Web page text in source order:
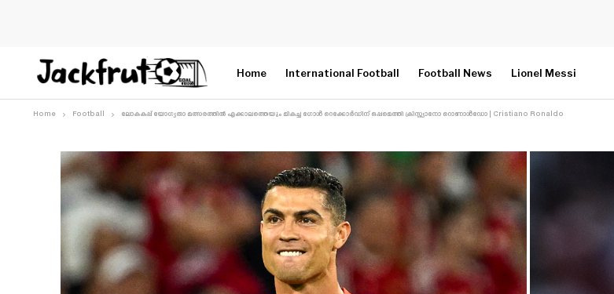
Home International Football Football News Lionel Messi
Home Football ലോകകപ്പ് യോഗ്യതാ മത്സരത്തിൽ എക്കാലത്തെയും മികച്ച ഗോൾ റെക്കോർഡിന് ഒപ്പമെത്തി ക്രിസ്റ്റ്യാനോ റൊണാൾഡോ | Cristiano Ronaldo